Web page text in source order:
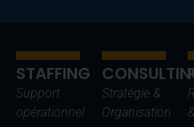
STAFFING
Support
opérationnel
Stratégie &
Organisation